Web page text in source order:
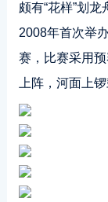
颇有“花样”划
2008年首次举
赛，比赛采用
上阵，河面上